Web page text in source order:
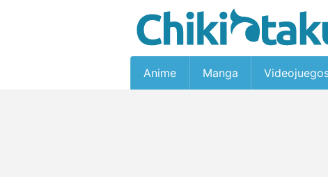
Anime Manga